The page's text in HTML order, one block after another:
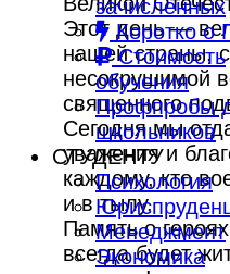
зачисленных
Коротко о
Стоимость
обучения
Профпробы
школьников
СТУДЕНТУ
Психология
Менеджмент
Экономика
Этот день —
нашей страны,
несокрушимой
священного
Сегодня мы
уважения и
каждому, кто
и в тылу.
Память о
всегда будет